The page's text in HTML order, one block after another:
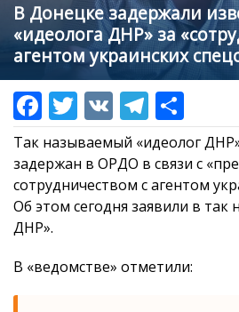
В Донецке задержали
«идеолога ДНР» за
агентом украинских
Так называемый «идеолог
задержан в ОРДО в связи с
сотрудничеством с агентом
Об этом сегодня заявили в
ДНР».
В «ведомстве» отметили: